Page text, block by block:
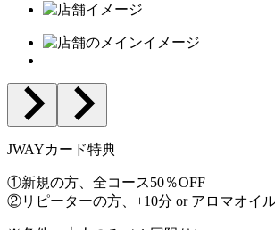
JWAYカード特典
①新規の方、全コース50％OFF
②リピーターの方、+10分 or アロマオイ